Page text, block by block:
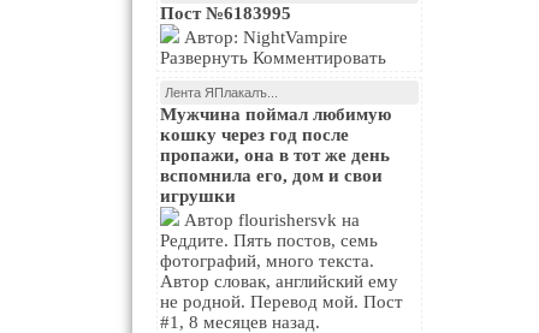
Пост №6183995
Развернуть Комментировать
Лента ЯПлакалъ...
Мужчина поймал любимую
кошку через год после
пропажи, она в тот же день
вспомнила его, дом и свои
игрушки
Реддите. Пять постов, семь
фотографий, много текста.
Автор словак, английский ему
не родной. Перевод мой. Пост
#1, 8 месяцев назад.